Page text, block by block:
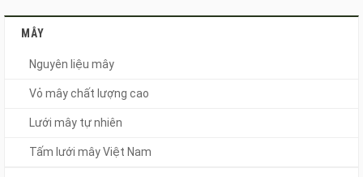
MÂY
Nguyên liệu mây
Vỏ mây chất lượng cao
Lưới mây tự nhiên
Tấm lưới mây Việt Nam